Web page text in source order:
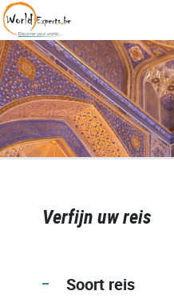
Verfijn uw reis
Soort reis